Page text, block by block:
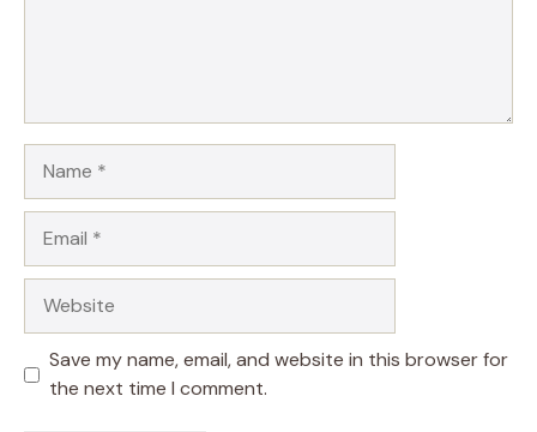
Save my name, email, and website in this browser for
the next time I comment.